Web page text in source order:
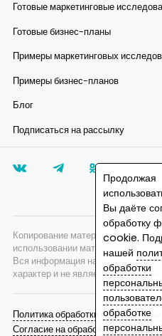
Готовые маркетинговые
Готовые бизнес-планы
Примеры маркетинговых
Примеры бизнес-планов
Блог
Подписаться на рассылку
Политика обработки
Согласие на обработку
Копирование материалов
использовании материалов
Вся информация на сайте носит
характер и не является публичной
Продолжая
Вы даёте
обработку
cookie.
нашей
обработки
обработке